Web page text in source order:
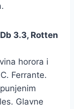
3.3, Rotten
horora i
Ferrante.
Glavne